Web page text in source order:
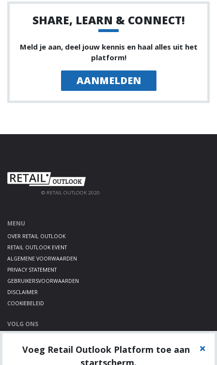
SHARE, LEARN & CONNECT!
Meld je aan, deel jouw kennis en haal alles uit het
platform!
AANMELDEN
© RETAIL OUTLOOK 2020
MENU
OVER RETAIL OUTLOOK
RETAIL OUTLOOK EVENT
ALGEMENE VOORWAARDEN
PRIVACY STATEMENT
GEBRUIKERSVOORWAARDEN
DISCLAIMER
COOKIEBELEID
VOLG ONS
TWITTER
Voeg Retail Outlook Platform toe aan
startscherm.